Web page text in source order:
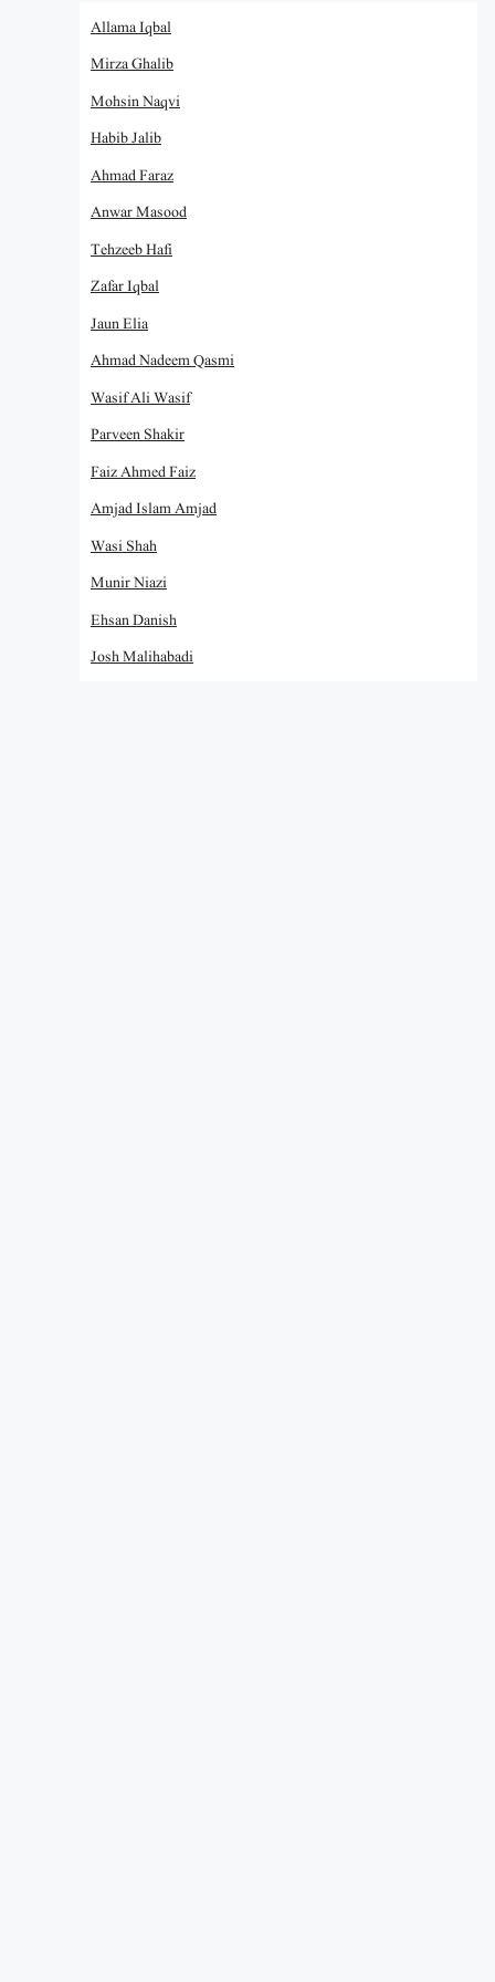
Allama Iqbal
Mirza Ghalib
Mohsin Naqvi
Habib Jalib
Ahmad Faraz
Anwar Masood
Tehzeeb Hafi
Zafar Iqbal
Jaun Elia
Ahmad Nadeem Qasmi
Wasif Ali Wasif
Parveen Shakir
Faiz Ahmed Faiz
Amjad Islam Amjad
Wasi Shah
Munir Niazi
Ehsan Danish
Josh Malihabadi